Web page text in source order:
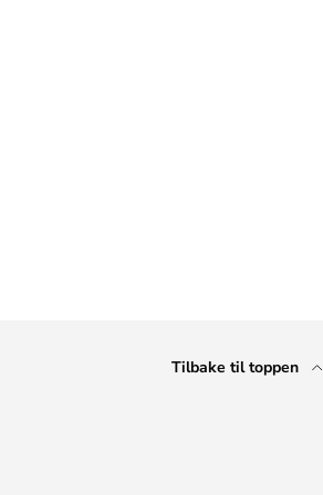
Tilbake til toppen